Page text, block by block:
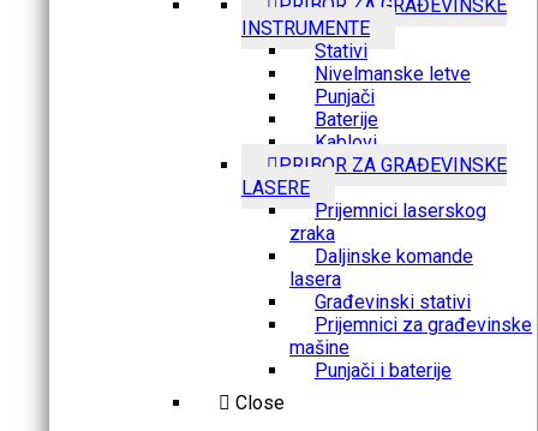
PRIBOR ZA GRAĐEVINSKE
INSTRUMENTE
Stativi
Nivelmanske letve
Punjači
Baterije
Kablovi
PRIBOR ZA GRAĐEVINSKE
LASERE
Prijemnici laserskog
zraka
Daljinske komande
lasera
Građevinski stativi
Prijemnici za građevinske
mašine
Punjači i baterije
Close